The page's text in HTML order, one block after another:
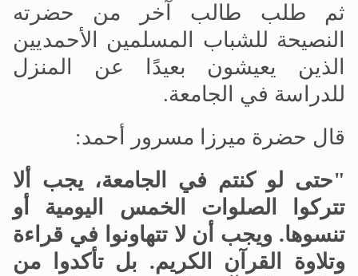
ثم طلب طالب آخر من حضرته
النصيحة للشباب المسلمين الأحمديين
الذين يعيشون بعيدًا عن المنزل
للدراسة في الجامعة.
قال حضرة ميرزا مسرور أحمد:
"حتى لو كنتم في الجامعة، يجب ألا
تتركوا الصلوات الخمس اليومية أو
تنسوها. ويجب أن لا تتهاونوا في قراءة
وتلاوة القرآن الكريم. بل تأكدوا من